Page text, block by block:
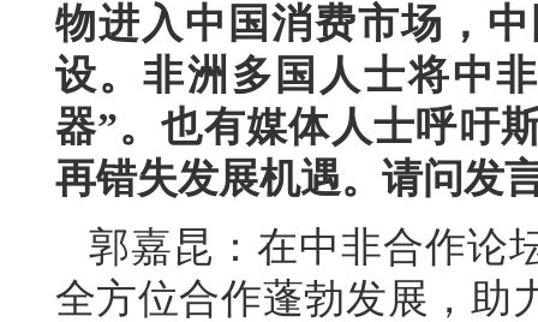
物进入中国消费市场，
设。非洲多国人士将中
器”。也有媒体人士呼吁
再错失发展机遇。请问发
郭嘉昆：在中非合作论
全方位合作蓬勃发展，助